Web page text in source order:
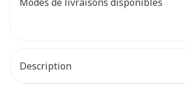
Description